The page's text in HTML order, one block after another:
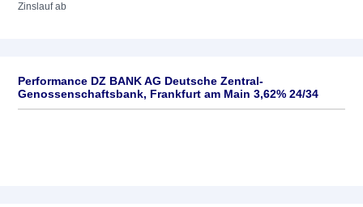
Zinslauf ab
Performance DZ BANK AG Deutsche Zentral-
Genossenschaftsbank, Frankfurt am Main 3,62% 24/34